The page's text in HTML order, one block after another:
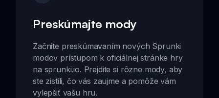
Preskúmajte mody
Začnite preskúmavaním nových Sprunki
modov prístupom k oficiálnej stránke hry
na sprunki.io. Prejdite si rôzne mody, aby
ste zistili, čo vás zaujme a pomôže vám
vylepšiť vašu hru.